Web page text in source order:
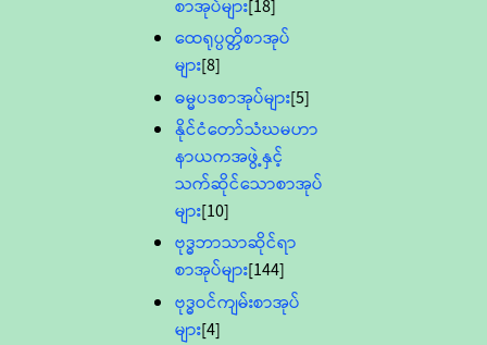
စာအုပ်များ[18]
ထေရုပ္ပတ္တိစာအုပ်
များ[8]
ဓမ္မပဒစာအုပ်များ[5]
နိုင်ငံတော်သံဃမဟာ
နာယကအဖွဲ့နှင့်
သက်ဆိုင်သောစာအုပ်
များ[10]
ဗုဒ္ဓဘာသာဆိုင်ရာ
စာအုပ်များ[144]
ဗုဒ္ဓဝင်ကျမ်းစာအုပ်
များ[4]